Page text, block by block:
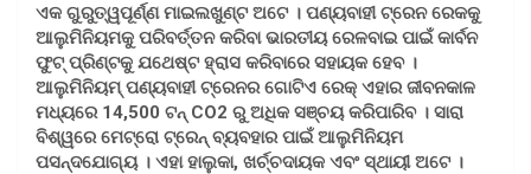
ଏକ ଗୁରୁତ୍ୱପୂର୍ଣ୍ଣ ମାଇଲଖୁଣ୍ଟ ଅଟେ । ପଣ୍ୟବାହୀ ଟ୍ରେନ ରେକକୁ
ଆଲୁମିନିୟମକୁ ପରିବର୍ତ୍ତନ କରିବା ଭାରତୀୟ ରେଳବାଇ ପାଇଁ କାର୍ବନ
ଫୁଟ୍ ପ୍ରିଣ୍ଟକୁ ଯଥେଷ୍ଟ ହ୍ରାସ କରିବାରେ ସହାୟକ ହେବ ।
ଆଲୁମିନିୟମ୍ ପଣ୍ୟବାହୀ ଟ୍ରେନର ଗୋଟିଏ ରେକ୍ ଏହାର ଜୀବନକାଳ
ମଧ୍ୟରେ 14,500 ଟନ୍ CO2 ରୁ ଅଧିକ ସଞ୍ଚୟ କରିପାରିବ । ସାରା
ବିଶ୍ୱରେ ମେଟ୍ରୋ ଟ୍ରେନ୍ ବ୍ୟବହାର ପାଇଁ ଆଲୁମିନିୟମ
ପସନ୍ଦଯୋଗ୍ୟ । ଏହା ହାଲୁକା, ଖର୍ଚ୍ଚଦାୟକ ଏବଂ ସ୍ଥାୟୀ ଅଟେ ।